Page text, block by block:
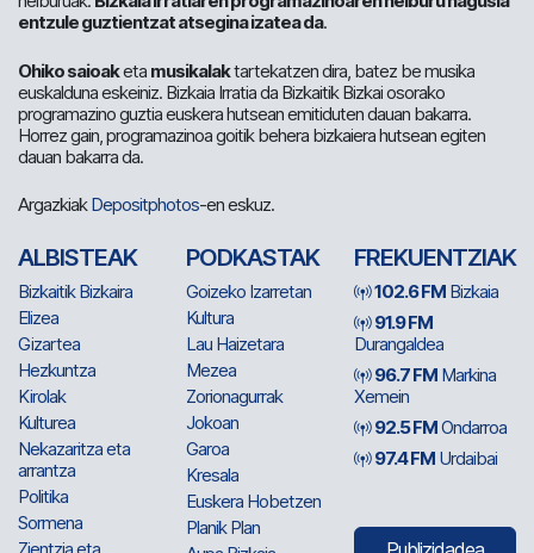
entzule guztientzat atsegina izatea da.
Ohiko saioaketa musikalaktartekatzen dira, batez be musika
euskalduna eskeiniz. Bizkaia Irratia da Bizkaitik Bizkai osorako
programazino guztia euskera hutsean emitiduten dauan bakarra.
Horrez gain, programazinoa goitik behera bizkaiera hutsean egiten
dauan bakarra da.
ArgazkiakDepositphotos-en eskuz.
ALBISTEAK
Bizkaitik Bizkaira
Elizea
Gizartea
Hezkuntza
Kirolak
Kulturea
Nekazaritza eta
arrantza
Politika
Sormena
PODKASTAK
Goizeko Izarretan
Kultura
Lau Haizetara
Mezea
Zorionagurrak
Jokoan
Garoa
Kresala
Euskera Hobetzen
Planik Plan
FREKUENTZIAK
102.6 FM Bizkaia
91.9 FM
Durangaldea
96.7 FM Markina
Xemein
92.5 FMOndarroa
97.4 FM Urdaibai